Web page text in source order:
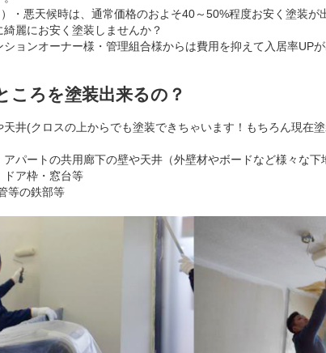
・悪天候時は、通常価格のおよそ40～50%程度お安く塗装が
麗にお安く塗装しませんか？
ションオーナー様・管理組合様からは費用を抑えて入居率UPが
ころを塗装出来るの？
天井(クロスの上からでも塗装できちゃいます！もちろん現在
アパートの共用廊下の壁や天井（外壁材やボードなど様々な下
ドア枠・窓台等
等の鉄部等